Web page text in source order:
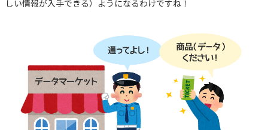
しい情報が入手できる）ようになるわけですね！